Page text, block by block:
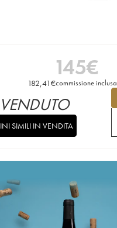
145€
182,41€commissione inclusa
VENDUTO
SIMILI IN VENDITA